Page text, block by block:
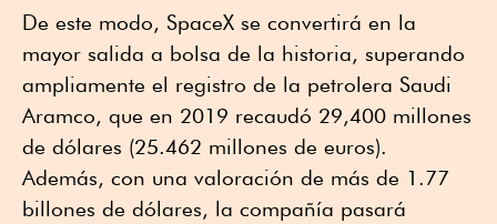
De este modo, SpaceX se convertirá en la
mayor salida a bolsa de la historia, superando
ampliamente el registro de la petrolera Saudi
Aramco, que en 2019 recaudó 29,400 millones
de dólares (25.462 millones de euros).
Además, con una valoración de más de 1.77
billones de dólares, la compañía pasará